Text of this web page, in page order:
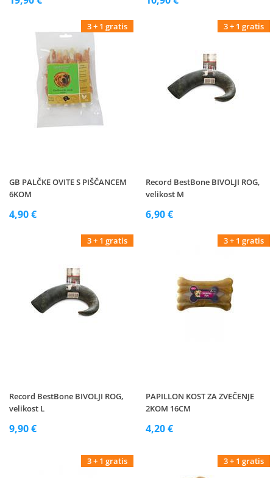
3 + 1 gratis
GB PALČKE OVITE S PIŠČANCEM
6KOM
4,90 €
3 + 1 gratis
Record BestBone BIVOLJI ROG,
velikost M
6,90 €
3 + 1 gratis
Record BestBone BIVOLJI ROG,
velikost L
9,90 €
3 + 1 gratis
PAPILLON KOST ZA ZVEČENJE
2KOM 16CM
4,20 €
3 + 1 gratis 3 + 1 gratis